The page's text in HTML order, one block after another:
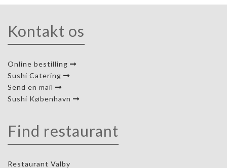
Kontakt os
Online bestilling
Sushi Catering
Send en mail
Sushi København
Find restaurant
Restaurant Valby